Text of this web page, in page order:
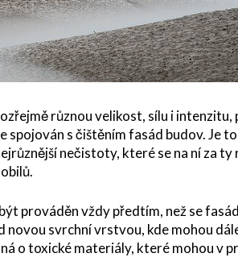
různou velikost, sílu i
spojován s čištěním fasád budov. Je
nečistoty, které se na ní za
prováděn vždy předtím, než se
svrchní vrstvou, kde mohou
o toxické materiály, které mohou v